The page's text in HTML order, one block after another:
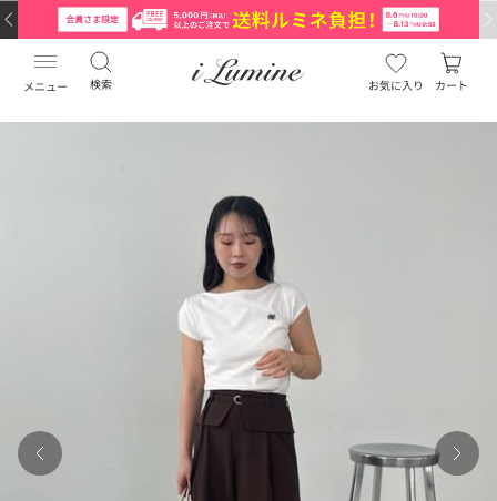
メニュー 検索 お気に入り カート